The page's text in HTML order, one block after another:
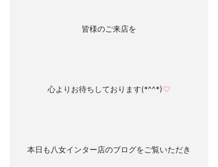
皆様のご来店を
心よりお待ちしております(*^^*)♡
本日も八女インター店のブログをご覧いただき